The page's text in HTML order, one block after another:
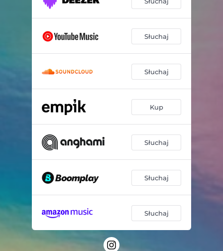
Słuchaj
Słuchaj
Kup
Słuchaj
Słuchaj
Słuchaj